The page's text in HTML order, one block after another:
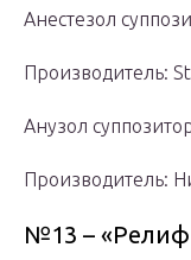
Анестезол
Производитель:
Анузол
Производитель:
№13 – «Релиф